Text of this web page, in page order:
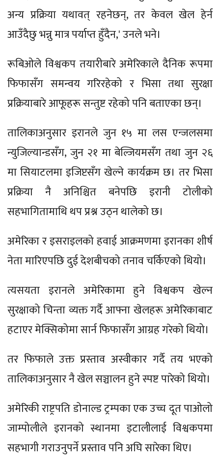
अन्य प्रक्रिया यथावत् रहनेछन्, तर केवल खेल हेर्न
आउँदैछु भन्नु मात्र पर्याप्त हुँदैन,' उनले भने।
रूबिओले विश्वकप तयारीबारे अमेरिकाले दैनिक रूपमा
फिफासँग समन्वय गरिरहेको र भिसा तथा सुरक्षा
प्रक्रियाबारे आफूहरू सन्तुष्ट रहेको पनि बताएका छन्।
तालिकाअनुसार इरानले जुन १५ मा लस एन्जलसमा
न्युजिल्यान्डसँग, जुन २१ मा बेल्जियमसँग तथा जुन २६
मा सियाटलमा इजिप्टसँग खेल्ने कार्यक्रम छ। तर भिसा
प्रक्रिया नै अनिश्चित बनेपछि इरानी टोलीको
सहभागितामाथि थप प्रश्न उठ्न थालेको छ।
अमेरिका र इसराइलको हवाई आक्रमणमा इरानका शीर्ष
नेता मारिएपछि दुई देशबीचको तनाव चर्किएको ‍थियो।
त्यसयता इरानले अमेरिकामा हुने विश्वकप खेल्न
सुरक्षाको चिन्ता व्यक्त गर्दै आफ्ना खेलहरू अमेरिकाबाट
हटाएर मेक्सिकोमा सार्न फिफासँग आग्रह गरेको थियो।
तर फिफाले उक्त प्रस्ताव अस्वीकार गर्दै तय भएको
तालिकाअनुसार नै खेल सञ्चालन हुने स्पष्ट पारेको थियो।
अमेरिकी राष्ट्रपति डोनाल्ड ट्रम्पका एक उच्च दूत पाओलो
जाम्पोलीले इरानको स्थानमा इटालीलाई विश्वकपमा
सहभागी गराउनुपर्ने प्रस्ताव पनि अघि सारेका थिए।